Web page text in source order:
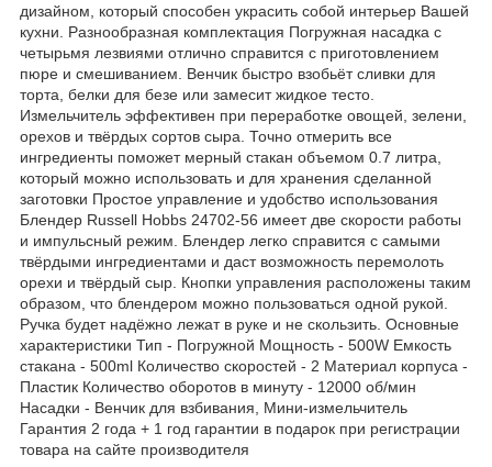
дизайном, который способен украсить собой интерьер Вашей
кухни. Разнообразная комплектация Погружная насадка с
четырьмя лезвиями отлично справится с приготовлением
пюре и смешиванием. Венчик быстро взобьёт сливки для
торта, белки для безе или замесит жидкое тесто.
Измельчитель эффективен при переработке овощей, зелени,
орехов и твёрдых сортов сыра. Точно отмерить все
ингредиенты поможет мерный стакан объемом 0.7 литра,
который можно использовать и для хранения сделанной
заготовки Простое управление и удобство использования
Блендер Russell Hobbs 24702-56 имеет две скорости работы
и импульсный режим. Блендер легко справится с самыми
твёрдыми ингредиентами и даст возможность перемолоть
орехи и твёрдый сыр. Кнопки управления расположены таким
образом, что блендером можно пользоваться одной рукой.
Ручка будет надёжно лежат в руке и не скользить. Основные
характеристики Тип - Погружной Мощность - 500W Емкость
стакана - 500ml Количество скоростей - 2 Материал корпуса -
Пластик Количество оборотов в минуту - 12000 об/мин
Насадки - Венчик для взбивания, Мини-измельчитель
Гарантия 2 года + 1 год гарантии в подарок при регистрации
товара на сайте производителя